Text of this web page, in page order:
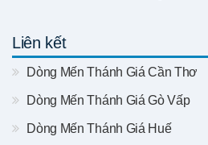
Liên kết
Dòng Mến Thánh Giá Cần Thơ
Dòng Mến Thánh Giá Gò Vấp
Dòng Mến Thánh Giá Huế